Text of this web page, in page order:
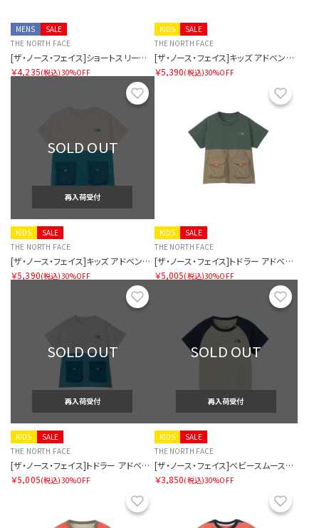
SALE
MENS
THE NORTH FACE
[ザ・ノース・フェイス]ショートスリーブマウンテンフラワーティー
￥4,235(税込)30%OFF
SALE
KIDS
THE NORTH FACE
[ザ・ノース・フェイス]キッズ アドベンチャーティー
￥5,390(税込)30%OFF
お気に入り
SOLD OUT
再入荷受付
SALE
KIDS
THE NORTH FACE
[ザ・ノース・フェイス]キッズ アドベンチャーティー
￥5,390(税込)30%OFF
SALE
KIDS
THE NORTH FACE
[ザ・ノース・フェイス]トドラー アドベンチャーティー
￥5,005(税込)30%OFF
お気に入り
SOLD OUT
再入荷受付
SALE
KIDS
THE NORTH FACE
[ザ・ノース・フェイス]トドラー アドベンチャーティー
￥5,005(税込)30%OFF
SOLD OUT
再入荷受付
SALE
KIDS
THE NORTH FACE
[ザ・ノース・フェイス]ベビースムースグローティー
￥3,850(税込)30%OFF
お気に入り